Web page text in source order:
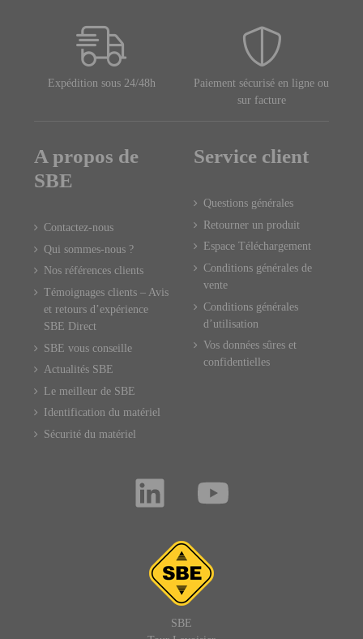
Expédition sous 24/48h
Paiement sécurisé en ligne ou
sur facture
A propos de
SBE
Contactez-nous
Qui sommes-nous ?
Nos références clients
Témoignages clients – Avis
et retours d’expérience
SBE Direct
SBE vous conseille
Actualités SBE
Le meilleur de SBE
Identification du matériel
Sécurité du matériel
Service client
Questions générales
Retourner un produit
Espace Téléchargement
Conditions générales de
vente
Conditions générales
d’utilisation
Vos données sûres et
confidentielles
SBE